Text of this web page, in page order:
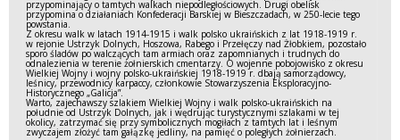
przypominający o tamtych walkach niepodległościowych. Drugi obelisk
przypomina o działaniach Konfederacji Barskiej w Bieszczadach, w 250-lecie tego
powstania.
Z okresu walk w latach 1914-1915 i walk polsko ukraińskich z lat 1918-1919 r.
w rejonie Ustrzyk Dolnych, Hoszowa, Rabego i Przełęczy nad Żłobkiem, pozostało
sporo śladów po walczących tam armiach oraz zapomnianych i trudnych do
odnalezienia w terenie żołnierskich cmentarzy. O wojenne pobojowisko z okresu
Wielkiej Wojny i wojny polsko-ukraińskiej 1918-1919 r. dbają samorządowcy,
leśnicy, przewodnicy karpaccy, członkowie Stowarzyszenia Eksploracyjno-
Historycznego „Galicja”.
Warto, zajechawszy szlakiem Wielkiej Wojny i walk polsko-ukraińskich na
południe od Ustrzyk Dolnych, jak i wędrując turystycznymi szlakami w tej
okolicy, zatrzymać się przy symbolicznych mogiłach z tamtych lat i leśnym
zwyczajem złożyć tam gałązkę jedliny, na pamięć o poległych żołnierzach.